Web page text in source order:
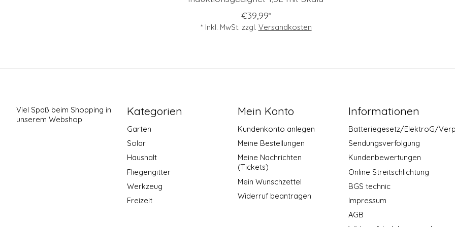
€39,99*
* Inkl. MwSt. zzgl. Versandkosten
Viel Spaß beim Shopping in
unserem Webshop
Kategorien
Garten
Solar
Haushalt
Fliegengitter
Werkzeug
Freizeit
Mein Konto
Kundenkonto anlegen
Meine Bestellungen
Meine Nachrichten
(Tickets)
Mein Wunschzettel
Widerruf beantragen
Informationen
Batteriegesetz/ElektroG/
Sendungsverfolgung
Kundenbewertungen
Online Streitschlichtung
BGS technic
Impressum
AGB